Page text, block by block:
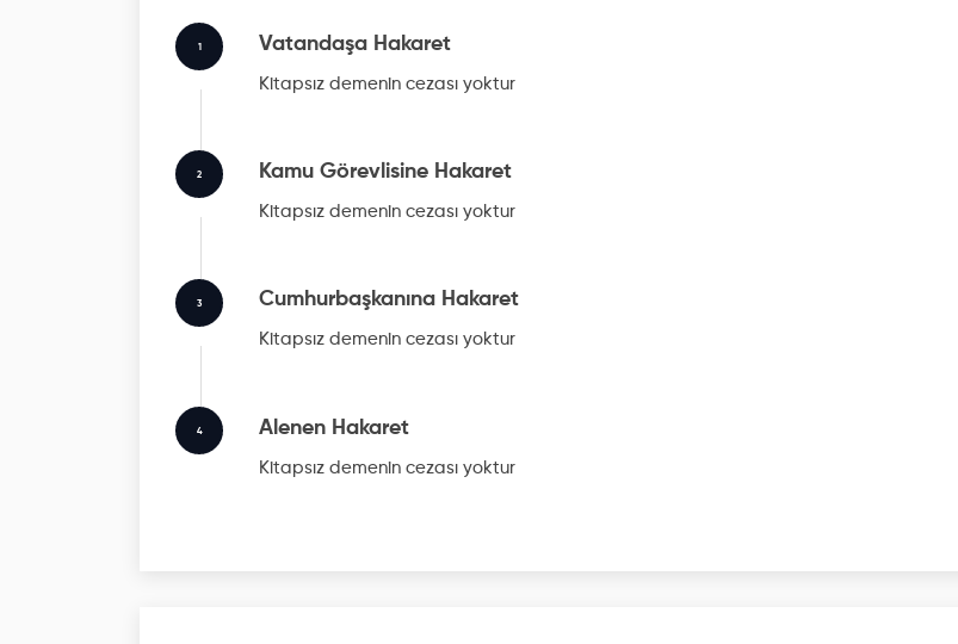
1 Vatandaşa Hakaret
Kitapsız demenin cezası yoktur
2 Kamu Görevlisine Hakaret
Kitapsız demenin cezası yoktur
3 Cumhurbaşkanına Hakaret
Kitapsız demenin cezası yoktur
4 Alenen Hakaret
Kitapsız demenin cezası yoktur